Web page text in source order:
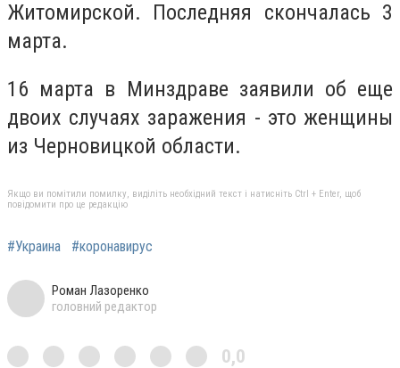
Житомирской. Последняя скончалась 3
марта.
16 марта в Минздраве заявили об еще
двоих случаях заражения - это женщины
из Черновицкой области.
Якщо ви помітили помилку, виділіть необхідний текст і натисніть Ctrl + Enter, щоб
повідомити про це редакцію
#Украина #коронавирус
Роман Лазоренко
головний редактор
0,0